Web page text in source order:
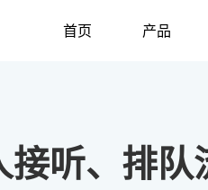
首页 产品
接听、排